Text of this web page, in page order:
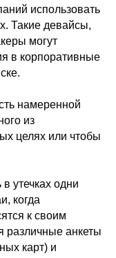
использовать
Такие девайсы,
могут
в корпоративные
намеренной
из
целях или чтобы
утечках одни
когда
к своим
различные анкеты
карт) и